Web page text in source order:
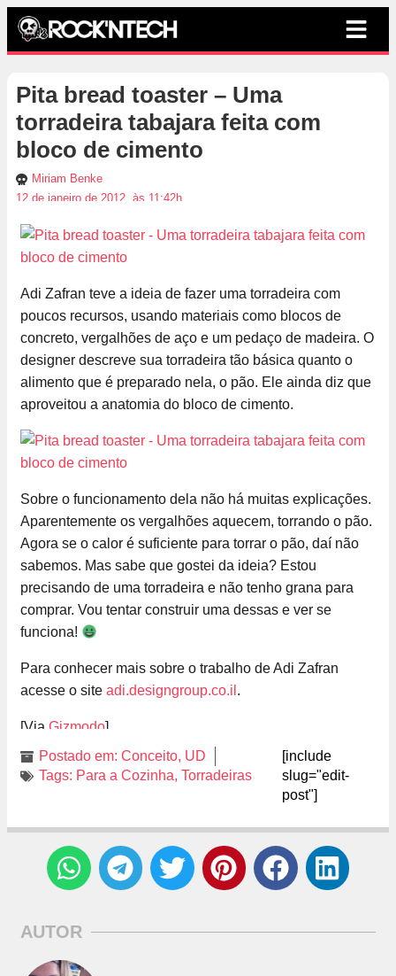
Pita bread toaster – Uma
torradeira tabajara feita com
bloco de cimento
Miriam Benke
12 de janeiro de 2012, às 11:42h
Adi Zafran teve a ideia de fazer uma torradeira com
poucos recursos, usando materiais como blocos de
concreto, vergalhões de aço e um pedaço de madeira. O
designer descreve sua torradeira tão básica quanto o
alimento que é preparado nela, o pão. Ele ainda diz que
aproveitou a anatomia do bloco de cimento.
Sobre o funcionamento dela não há muitas explicações.
Aparentemente os vergalhões aquecem, torrando o pão.
Agora se o calor é suficiente para torrar o pão, daí não
sabemos. Mas sabe que gostei da ideia? Estou
precisando de uma torradeira e não tenho grana para
comprar. Vou tentar construir uma dessas e ver se
funciona!
Para conhecer mais sobre o trabalho de Adi Zafran
acesse o site adi.designgroup.co.il .
[Via Gizmodo]
Postado em: Conceito, UD
Tags: Para a Cozinha, Torradeiras
[include
slug="edit-
post"]
AUTOR